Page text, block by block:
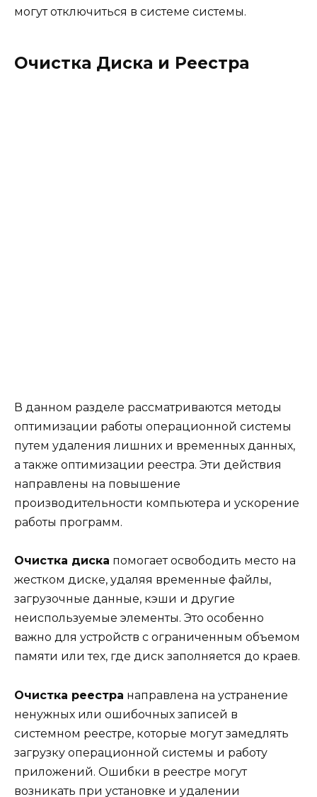
могут отключиться в системе системы.
Очистка Диска и Реестра
В данном разделе рассматриваются методы
оптимизации работы операционной системы
путем удаления лишних и временных данных,
а также оптимизации реестра. Эти действия
направлены на повышение
производительности компьютера и ускорение
работы программ.
Очистка диска помогает освободить место на
жестком диске, удаляя временные файлы,
загрузочные данные, кэши и другие
неиспользуемые элементы. Это особенно
важно для устройств с ограниченным объемом
памяти или тех, где диск заполняется до краев.
Очистка реестра направлена на устранение
ненужных или ошибочных записей в
системном реестре, которые могут замедлять
загрузку операционной системы и работу
приложений. Ошибки в реестре могут
возникать при установке и удалении